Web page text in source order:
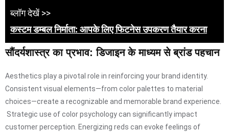
ब्लॉग देखें >>
कस्टम डम्बल निर्माता: आपके लिए फिटनेस उपकरण तैयार करना
सौंदर्यशास्त्र का प्रभाव: डिजाइन के माध्यम से ब्रांड पहचान
Aesthetics play a pivotal role in reinforcing your brand identity.
Consistent visual elements—from color palettes to material
choices—create a recognizable and memorable brand experience.
Strategic use of color psychology can significantly impact
customer perception. Energizing reds can evoke feelings of